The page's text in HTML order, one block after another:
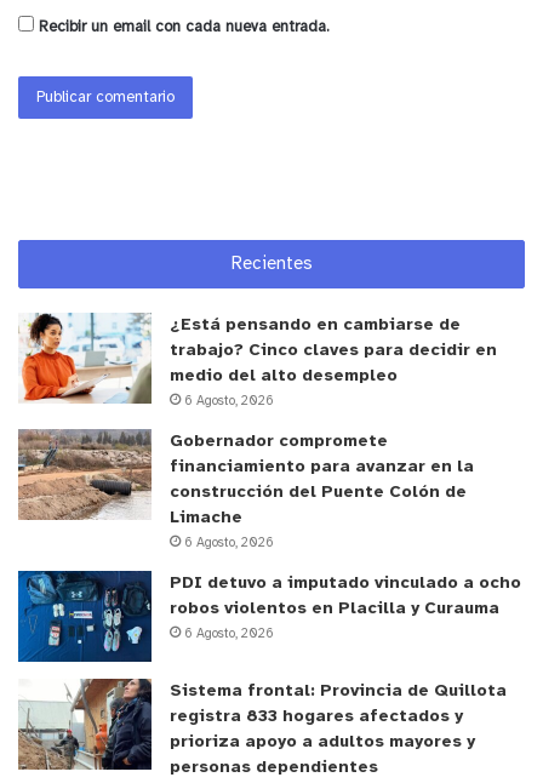
Recibir un email con cada nueva entrada.
Recientes
¿Está pensando en cambiarse de
trabajo? Cinco claves para decidir en
medio del alto desempleo
6 Agosto, 2026
Gobernador compromete
financiamiento para avanzar en la
construcción del Puente Colón de
Limache
6 Agosto, 2026
PDI detuvo a imputado vinculado a ocho
robos violentos en Placilla y Curauma
6 Agosto, 2026
Sistema frontal: Provincia de Quillota
registra 833 hogares afectados y
prioriza apoyo a adultos mayores y
personas dependientes